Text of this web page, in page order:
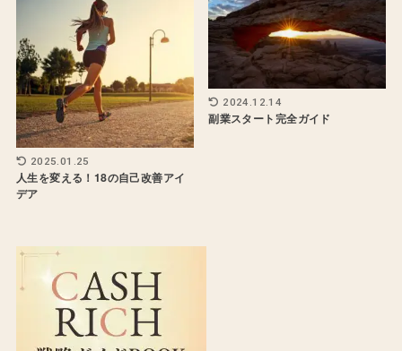
2025.01.25
人生を変える！18の自己改善アイ
デア
2024.12.14
副業スタート完全ガイド